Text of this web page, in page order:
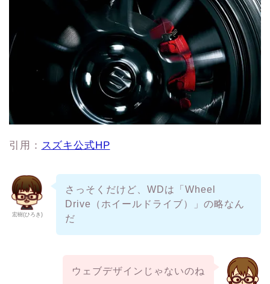
引用： スズキ公式HP
宏樹(ひろき)
さっそくだけど、WDは「Wheel
Drive（ホイールドライブ）」の略なん
だ
ウェブデザインじゃないのね